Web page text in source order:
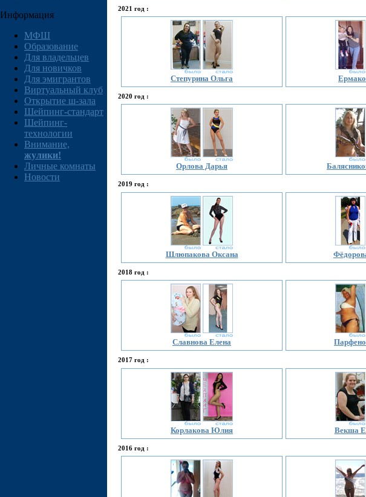
Информация
МФШ
Образование
Для владельцев
Для новичков
Для эмигрантов
Виртуальный клуб
Открытие ш-зала
Шейпинг-стандарт
Шейпинг-
технологии
Внимание,
жулики!
Личные комнаты
Новости
2021 год :
Степурина Ольга
2020 год :
Орлова Дарья
2019 год :
Шлюпакова Оксана
2018 год :
Славнова Елена
2017 год :
Корлакова Юлия Векша
2016 год :